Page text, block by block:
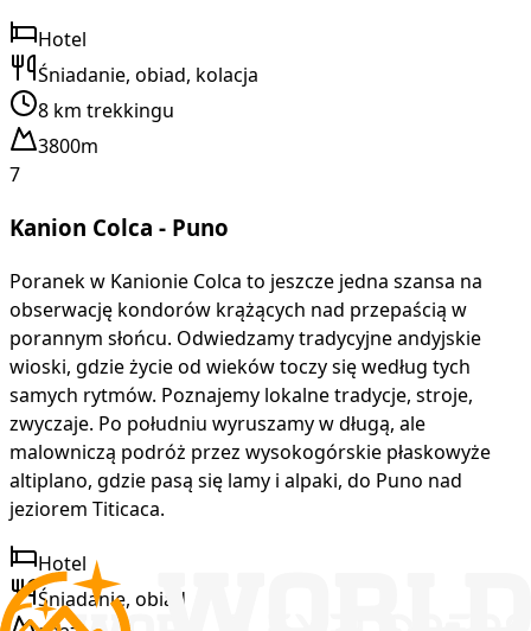
Hotel
Śniadanie, obiad, kolacja
8 km trekkingu
3800m
7
Kanion Colca - Puno
Poranek w Kanionie Colca to jeszcze jedna szansa na
obserwację kondorów krążących nad przepaścią w
porannym słońcu. Odwiedzamy tradycyjne andyjskie
wioski, gdzie życie od wieków toczy się według tych
samych rytmów. Poznajemy lokalne tradycje, stroje,
zwyczaje. Po południu wyruszamy w długą, ale
malowniczą podróż przez wysokogórskie płaskowyże
altiplano, gdzie pasą się lamy i alpaki, do Puno nad
jeziorem Titicaca.
Hotel
Śniadanie, obiad